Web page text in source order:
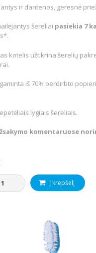
ir dantenos, geresnė
šereliai pasiekia 7
kotelis užtikrina šerelių
iš 70% perdirbto
lygiais šereliais.
komentaruose
Į krepšelį